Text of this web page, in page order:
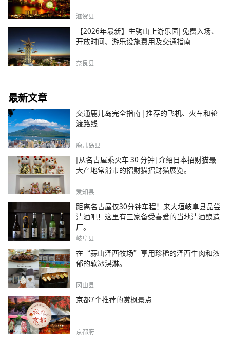
滋贺县
【2026年最新】生驹山上游乐园| 免费入场、
开放时间、游乐设施费用及交通指南
奈良县
最新文章
交通鹿儿岛完全指南 | 推荐的飞机、火车和轮
渡路线
鹿儿岛县
[从名古屋乘火车 30 分钟] 介绍日本招财猫最
大产地常滑市的招财猫招财猫展览。
爱知县
距离名古屋仅30分钟车程！来大垣岐阜县品尝
清酒吧！这里有三家备受喜爱的当地清酒酿造
厂。
岐阜县
在“蒜山泽西牧场”享用珍稀的泽西牛肉和浓
郁的软冰淇淋。
冈山县
京都7个推荐的赏枫景点
京都府